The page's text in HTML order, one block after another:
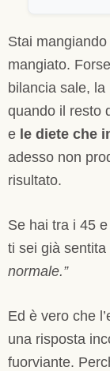
Stai
mangiato.
bilancia sale,
quando il resto
e le diete che
adesso non
risultato.
Se hai tra i 45
ti sei già sentita
normale.”
Ed è vero che
una risposta
fuorviante.